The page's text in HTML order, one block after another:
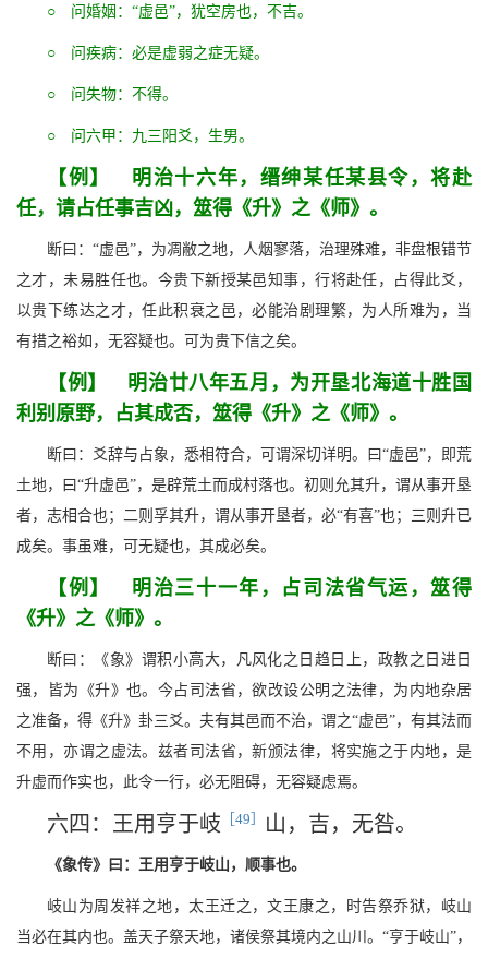
○ 问婚姻：“虚邑”，犹空房也，不吉。
○ 问疾病：必是虚弱之症无疑。
○ 问失物：不得。
○ 问六甲：九三阳爻，生男。
【例】 明治十六年，缙绅某任某县令，将赴
任，请占任事吉凶，筮得《升》之《师》。
断曰：“虚邑”，为凋敝之地，人烟寥落，治理殊难，非盘根错节
之才，未易胜任也。今贵下新授某邑知事，行将赴任，占得此爻，
以贵下练达之才，任此积衰之邑，必能治剧理繁，为人所难为，当
有措之裕如，无容疑也。可为贵下信之矣。
【例】 明治廿八年五月，为开垦北海道十胜国
利别原野，占其成否，筮得《升》之《师》。
断曰：爻辞与占象，悉相符合，可谓深切详明。曰“虚邑”，即荒
土地，曰“升虚邑”，是辟荒土而成村落也。初则允其升，谓从事开垦
者，志相合也；二则孚其升，谓从事开垦者，必“有喜”也；三则升已
成矣。事虽难，可无疑也，其成必矣。
【例】 明治三十一年，占司法省气运，筮得
《升》之《师》。
断曰：《象》谓积小高大，凡风化之日趋日上，政教之日进日
强，皆为《升》也。今占司法省，欲改设公明之法律，为内地杂居
之准备，得《升》卦三爻。夫有其邑而不治，谓之“虚邑”，有其法而
不用，亦谓之虚法。兹者司法省，新颁法律，将实施之于内地，是
升虚而作实也，此令一行，必无阻碍，无容疑虑焉。
六四：王用亨于岐 ［49］ 山，吉，无咎。
《象传》曰：王用亨于岐山，顺事也。
岐山为周发祥之地，太王迁之，文王康之，时告祭乔狱，岐山
当必在其内也。盖天子祭天地，诸侯祭其境内之山川。“亨于岐山”，